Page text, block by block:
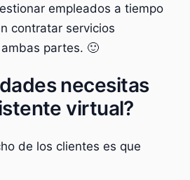
empleados a tiempo
contratar servicios
partes. 🙂
necesitas
virtual?
de los clientes es que